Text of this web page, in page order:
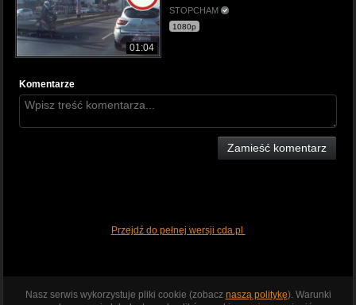
01:04
STOPCHAM
1080p
Komentarze
Zamieść komentarz
Przejdź do pełnej wersji cda.pl
Nasz serwis wykorzystuje pliki cookie (zobacz naszą politykę). Warunki